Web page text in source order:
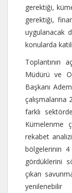
gerektiği,
gerektiği,
uygulanacak
konularda
Toplantının
Müdürü ve
Başkanı
çalışmalarına
farklı
Kümelenme
rekabet
bölgelerinin 4
gördüklerini
çıkan